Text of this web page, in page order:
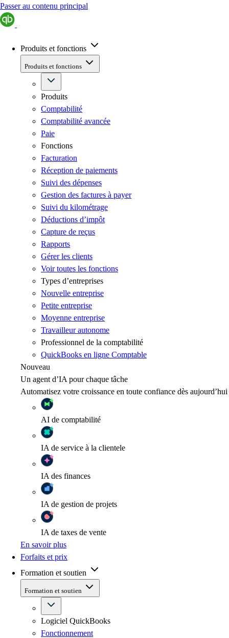
Passer au contenu principal
Produits et fonctions
Produits et fonctions
Produits
Comptabilité
Comptabilité avancée
Paie
Fonctions
Facturation
Réception de paiements
Suivi des dépenses
Gestion des factures à payer
Suivi du kilométrage
Déductions d’impôt
Capture de reçus
Rapports
Gérer les clients
Voir toutes les fonctions
Types d’entreprises
Nouvelle entreprise
Petite entreprise
Moyenne entreprise
Travailleur autonome
Professionnel de la comptabilité
QuickBooks en ligne Comptable
Nouveau
Un agent d’IA pour chaque tâche
Automatisez votre croissance en toute confiance dès aujourd’hui
AI de comptabilité
IA de service à la clientele
IA des finances
IA de gestion de projets
IA de taxes de vente
En savoir plus
Forfaits et prix
Formation et soutien
Formation et soutien
Logiciel QuickBooks
Fonctionnement